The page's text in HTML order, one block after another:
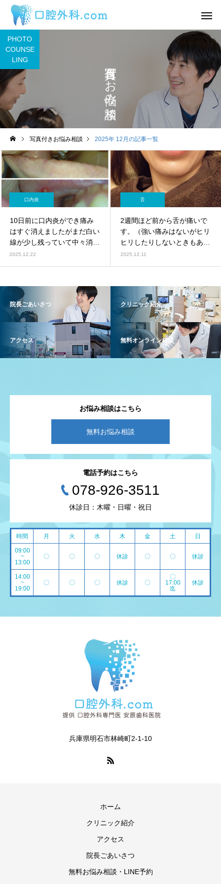
サービスサンプル4 サービスサ
舌
2日前から丸印の所に痛み
があります。
舌
舌の裏に口内炎ができ
うな感覚があるのです
目視ではよくわかりま
ん。
写真付きお悩み相談
PHOTO
COUNSE
LING
写真付きお悩み相談 2025年 12月の記事一覧
口内炎
10日前に口内炎ができ痛み
はすぐ消えましたがまだ白い
線が少し残っていて中々消え
ず心配です。
2025.12.22
舌
2週間ほど前から舌が痛いで
す。（強い痛みはないがヒリ
ヒリしたりしないときもあ
り）
2025.12.11
院長ごあいさつ クリニック紹介
アクセス 無料オンライン相談
お悩み相談はこちら
無料お悩み相談
電話予約はこちら
078-926-3511
休診日：木曜・日曜・祝日
時間 月 火 水 木 金 土 日
09:00
~
13:00
〇 〇 〇 休診 〇 〇 休診
14:00
~
19:00
〇 〇 〇 休診 〇
〇
17:00
迄
休診
兵庫県明石市林崎町2-1-10
ホーム
クリニック紹介
アクセス
院長ごあいさつ
無料お悩み相談・LINE予約